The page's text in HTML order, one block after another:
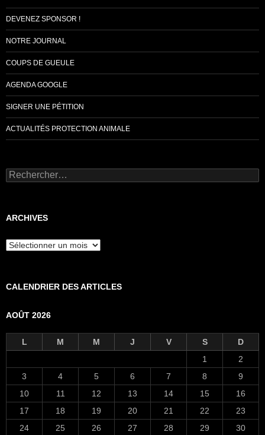
DEVENEZ SPONSOR !
NOTRE JOURNAL
COUPS DE GUEULE
AGENDA GOOGLE
SIGNER UNE PÉTITION
ACTUALITÉS PROTECTION ANIMALE
Rechercher :
ARCHIVES
Archives
CALENDRIER DES ARTICLES
AOÛT 2026
L M M J V S
D
1
2
3
4 5 6 7 8
9
10
11 12 13 14 15
16
17
18 19 20 21 22
23
24
25 26 27 28 29 30